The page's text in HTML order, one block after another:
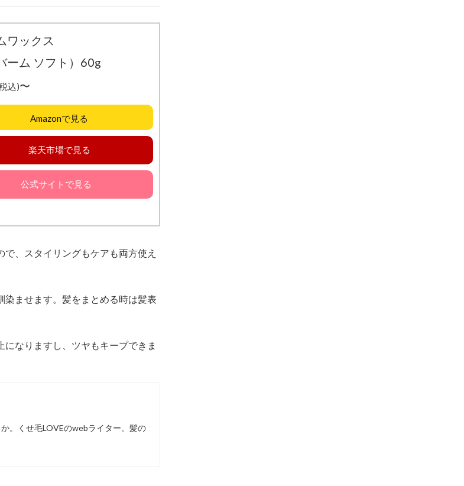
ワックス
ーム ソフト）60g
込)〜
Amazonで見る
楽天市場で見る
公式サイトで見る
、スタイリングもケアも両方使え
ませます。髪をまとめる時は髪表
なりますし、ツヤもキープできま
。くせ毛LOVEのwebライター。髪の